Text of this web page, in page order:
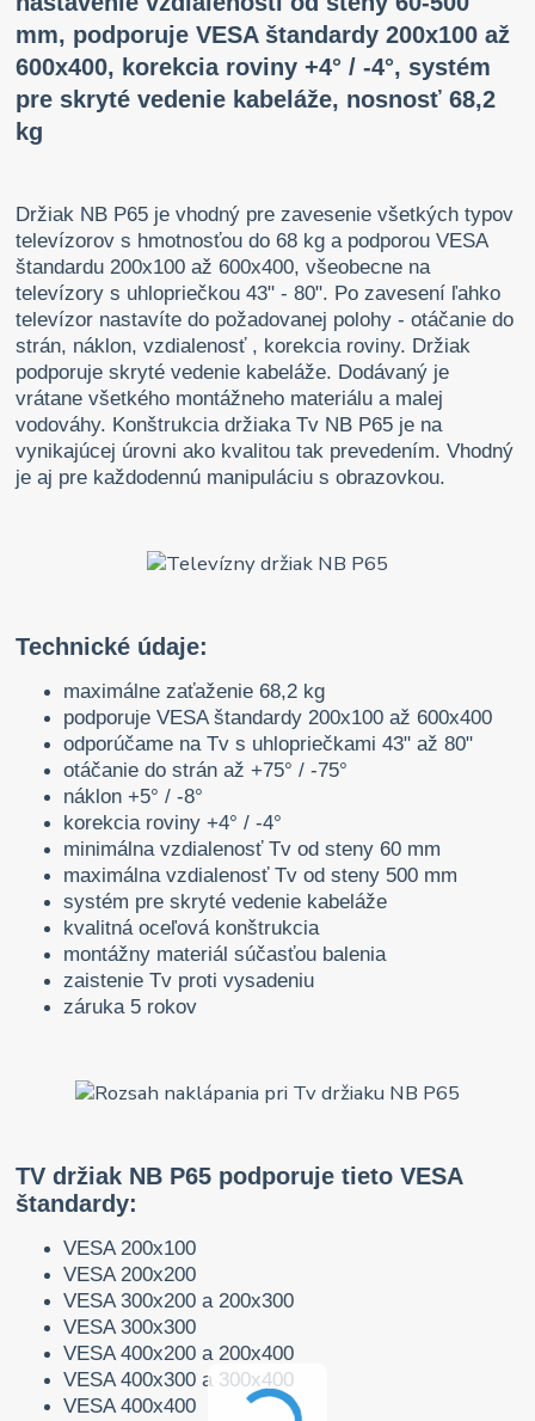
mm, podporuje VESA štandardy 200x100 až
600x400, korekcia roviny +4° / -4°, systém
pre skryté vedenie kabeláže, nosnosť 68,2
kg
Držiak NB P65 je vhodný pre zavesenie všetkých typov
televízorov s hmotnosťou do 68 kg a podporou VESA
štandardu 200x100 až 600x400, všeobecne na
televízory s uhlopriečkou 43" - 80". Po zavesení ľahko
televízor nastavíte do požadovanej polohy - otáčanie do
strán, náklon, vzdialenosť , korekcia roviny. Držiak
podporuje skryté vedenie kabeláže. Dodávaný je
vrátane všetkého montážneho materiálu a malej
vodováhy. Konštrukcia držiaka Tv NB P65 je na
vynikajúcej úrovni ako kvalitou tak prevedením. Vhodný
je aj pre každodennú manipuláciu s obrazovkou.
Technické údaje:
maximálne zaťaženie 68,2 kg
podporuje VESA štandardy 200x100 až 600x400
odporúčame na Tv s uhlopriečkami 43" až 80"
otáčanie do strán až +75° / -75°
náklon +5° / -8°
korekcia roviny +4° / -4°
minimálna vzdialenosť Tv od steny 60 mm
maximálna vzdialenosť Tv od steny 500 mm
systém pre skryté vedenie kabeláže
kvalitná oceľová konštrukcia
montážny materiál súčasťou balenia
zaistenie Tv proti vysadeniu
záruka 5 rokov
TV držiak NB P65 podporuje tieto VESA
štandardy:
VESA 200x100
VESA 200x200
VESA 300x200 a 200x300
VESA 300x300
VESA 400x200 a 200x400
VESA 400x300 a 300x400
VESA 400x400